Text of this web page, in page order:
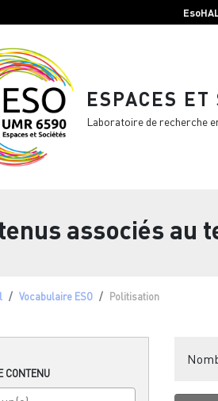
ESPACES ET
Laboratoire de recherche
associés au
Vocabulaire ESO Politisation
CONTENU